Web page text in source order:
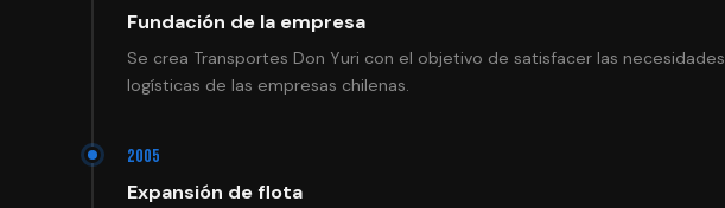
Fundación de la empresa
Se crea Transportes Don Yuri con el objetivo de satisfacer las necesidades
logísticas de las empresas chilenas.
2005
Expansión de flota